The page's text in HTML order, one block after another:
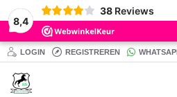
8,4
38 Reviews
LOGIN REGISTREREN